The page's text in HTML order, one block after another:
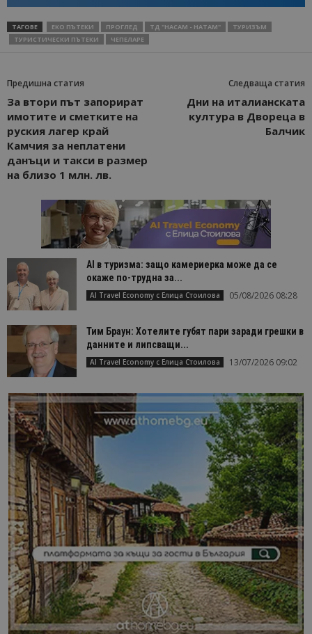
ТАГОВЕ ЕКО ПЪТЕКИ ПРОГЛЕД ТД "НАСАМ - НАТАМ"
ТУРИЗЪМ
ТУРИСТИЧЕСКИ ПЪТЕКИ
ЧЕПЕЛАРЕ
Предишна статия
За втори път запорират
имотите и сметките на
руския лагер край
Камчия за неплатени
данъци и такси в размер
на близо 1 млн. лв.
Следваща статия
Дни на италианската
култура в Двореца в
Балчик
AI в туризма: защо камериерка може да се
окаже по-трудна за...
AI Travel Economy с Елица Стоилова 05/08/2026 08:28
Тим Браун: Хотелите губят пари заради грешки в
данните и липсващи...
AI Travel Economy с Елица Стоилова 13/07/2026 09:02